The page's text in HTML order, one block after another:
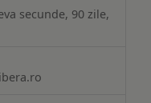
secunde, 90 zile,